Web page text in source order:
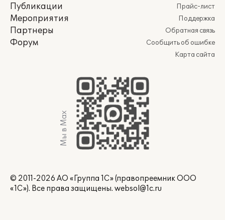
Публикации
Мероприятия
Партнеры
Форум
Прайс-лист
Поддержка
Обратная связь
Сообщить об ошибке
Карта сайта
Мы в Max
© 2011-2026 АО «Группа 1С» (правопреемник ООО
«1С»). Все права защищены. websol@1c.ru